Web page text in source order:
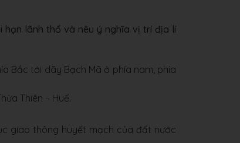
hạn lãnh thổ và nêu ý nghĩa vị trí địa lí
Bắc tới dãy Bạch Mã ở phía nam, phía
Thiên – Huế.
giao thông huyết mạch của đất nước